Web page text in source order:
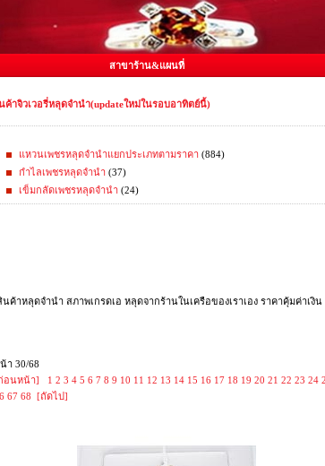
สาขาร้าน&แผนที่
ค้าจิวเวอรี่หลุดจำนำ(updateใหม่ในรอบอาทิตย์นี้)
แหวนเพชรหลุดจำนำแยกประเภทตามราคา (884)
กำไลเพชรหลุดจำนำ (37)
เข็มกลัดเพชรหลุดจำนำ (24)
นค้าหลุดจำนำ สภาพเกรดเอ หลุดจากร้านในเครือของเราเอง ราคาคุ้มค่า
า 30/68
อนหน้า]
1 2 3 4 5 6 7 8 9 10 11 12 13 14 15 16 17 18 19 20 21 22 23 24
67 68 [ถัดไป]